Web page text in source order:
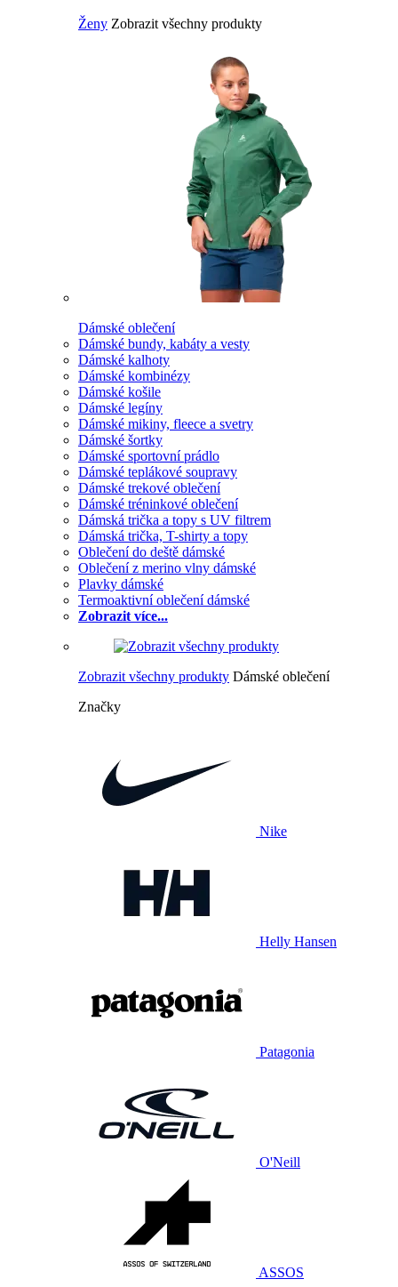
Ženy Zobrazit všechny produkty
Dámské oblečení
Dámské bundy, kabáty a vesty
Dámské kalhoty
Dámské kombinézy
Dámské košile
Dámské legíny
Dámské mikiny, fleece a svetry
Dámské šortky
Dámské sportovní prádlo
Dámské teplákové soupravy
Dámské trekové oblečení
Dámské tréninkové oblečení
Dámská trička a topy s UV filtrem
Dámská trička, T-shirty a topy
Oblečení do deště dámské
Oblečení z merino vlny dámské
Plavky dámské
Termoaktivní oblečení dámské
Zobrazit více...
Zobrazit všechny produkty Dámské oblečení
Značky
Nike
Helly Hansen
Patagonia
O'Neill
ASSOS